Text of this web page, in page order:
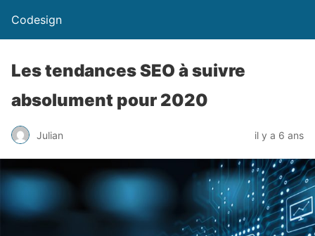
Codesign
Les tendances SEO à suivre
absolument pour 2020
Julian il y a 6 ans